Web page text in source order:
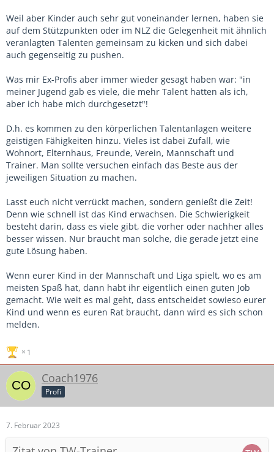
Weil aber Kinder auch sehr gut voneinander lernen, haben sie
auf dem Stützpunkten oder im NLZ die Gelegenheit mit ähnlich
veranlagten Talenten gemeinsam zu kicken und sich dabei
auch gegenseitig zu pushen.
Was mir Ex-Profis aber immer wieder gesagt haben war: "in
meiner Jugend gab es viele, die mehr Talent hatten als ich,
aber ich habe mich durchgesetzt"!
D.h. es kommen zu den körperlichen Talentanlagen weitere
geistigen Fähigkeiten hinzu. Vieles ist dabei Zufall, wie
Wohnort, Elternhaus, Freunde, Verein, Mannschaft und
Trainer. Man sollte versuchen einfach das Beste aus der
jeweiligen Situation zu machen.
Lasst euch nicht verrückt machen, sondern genießt die Zeit!
Denn wie schnell ist das Kind erwachsen. Die Schwierigkeit
besteht darin, dass es viele gibt, die vorher oder nachher alles
besser wissen. Nur braucht man solche, die gerade jetzt eine
gute Lösung haben.
Wenn eurer Kind in der Mannschaft und Liga spielt, wo es am
meisten Spaß hat, dann habt ihr eigentlich einen guten Job
gemacht. Wie weit es mal geht, dass entscheidet sowieso eurer
Kind und wenn es euren Rat braucht, dann wird es sich schon
melden.
1
Coach1976
Profi
7. Februar 2023